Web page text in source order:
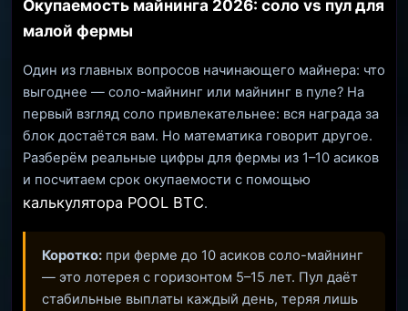
Окупаемость майнинга 2026: соло vs пул для
малой фермы
Один из главных вопросов начинающего майнера: что
выгоднее — соло-майнинг или майнинг в пуле? На
первый взгляд соло привлекательнее: вся награда за
блок достаётся вам. Но математика говорит другое.
Разберём реальные цифры для фермы из 1–10 асиков
и посчитаем срок окупаемости с помощью
калькулятора POOL BTC.
Коротко: при ферме до 10 асиков соло-майнинг
— это лотерея с горизонтом 5–15 лет. Пул даёт
стабильные выплаты каждый день, теряя лишь